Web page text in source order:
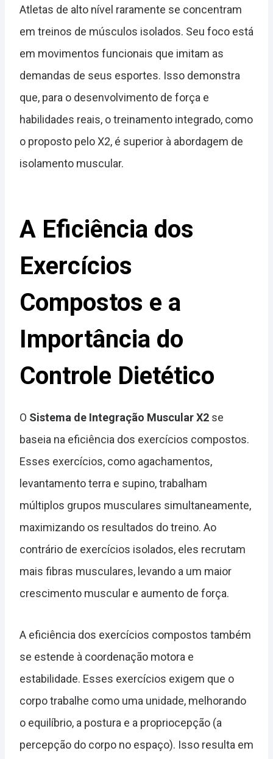
Atletas de alto nível raramente se concentram
em treinos de músculos isolados. Seu foco está
em movimentos funcionais que imitam as
demandas de seus esportes. Isso demonstra
que, para o desenvolvimento de força e
habilidades reais, o treinamento integrado, como
o proposto pelo X2, é superior à abordagem de
isolamento muscular.
A Eficiência dos
Exercícios
Compostos e a
Importância do
Controle Dietético
O Sistema de Integração Muscular X2 se
baseia na eficiência dos exercícios compostos.
Esses exercícios, como agachamentos,
levantamento terra e supino, trabalham
múltiplos grupos musculares simultaneamente,
maximizando os resultados do treino. Ao
contrário de exercícios isolados, eles recrutam
mais fibras musculares, levando a um maior
crescimento muscular e aumento de força.
A eficiência dos exercícios compostos também
se estende à coordenação motora e
estabilidade. Esses exercícios exigem que o
corpo trabalhe como uma unidade, melhorando
o equilíbrio, a postura e a propriocepção (a
percepção do corpo no espaço). Isso resulta em